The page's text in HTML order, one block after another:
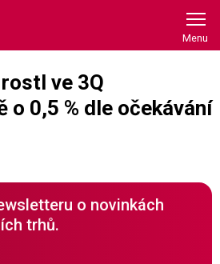
ve 3Q
0,5 % dle očekávání
o novinkách
trhů.